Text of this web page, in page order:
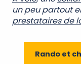
un peu partout
prestataires de
Rando et